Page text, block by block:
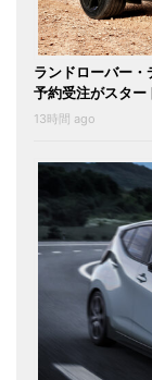
ランドローバー
予約受注がスター
13時間 ago